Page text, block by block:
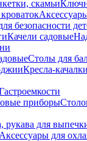
скамьи
безопасности
Качели садовые
Столы для
Кресла-
приборы
рукава для
Аксессуары для